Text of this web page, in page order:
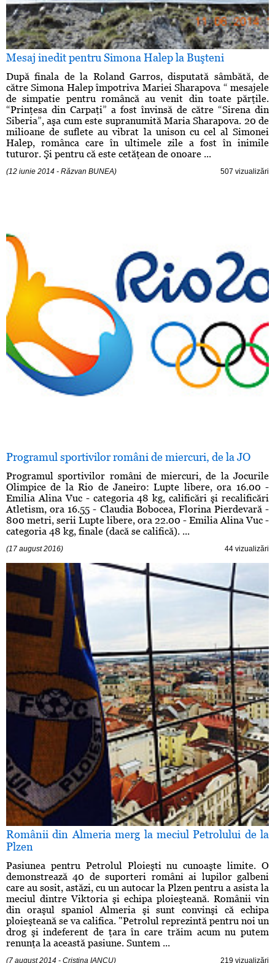
Mesaj inedit pentru Simona Halep la Buşteni
După finala de la Roland Garros, disputată sâmbătă, de
către Simona Halep împotriva Mariei Sharapova “ mesajele
de simpatie pentru româncă au venit din toate părţile.
“Prinţesa din Carpaţi” a fost învinsă de către “Sirena din
Siberia”, aşa cum este supranumită Maria Sharapova. 20 de
milioane de suflete au vibrat la unison cu cel al Simonei
Halep, românca care în ultimele zile a fost în inimile
tuturor. Şi pentru că este cetăţean de onoare ...
(12 iunie 2014 - Răzvan BUNEA) 507 vizualizări
Programul sportivilor români de miercuri, de la JO
Programul sportivilor români de miercuri, de la Jocurile
Olimpice de la Rio de Janeiro: Lupte libere, ora 16.00 -
Emilia Alina Vuc - categoria 48 kg, calificări şi recalificări
Atletism, ora 16.55 - Claudia Bobocea, Florina Pierdevară -
800 metri, serii Lupte libere, ora 22.00 - Emilia Alina Vuc -
categoria 48 kg, finale (dacă se califică). ...
(17 august 2016) 44 vizualizări
Românii din Almeria merg la meciul Petrolului de la
Plzen
Pasiunea pentru Petrolul Ploieşti nu cunoaşte limite. O
demonstrează 40 de suporteri români ai lupilor galbeni
care au sosit, astăzi, cu un autocar la Plzen pentru a asista la
meciul dintre Viktoria şi echipa ploieşteană. Românii vin
din oraşul spaniol Almeria şi sunt convinşi că echipa
ploieşteană se va califica. "Petrolul reprezintă pentru noi un
drog şi indeferent de ţara în care trăim acum nu putem
renunţa la această pasiune. Suntem ...
(7 august 2014 - Cristina IANCU) 219 vizualizări